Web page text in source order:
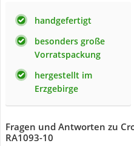
handgefertigt
besonders große
Vorratspackung
hergestellt im
Erzgebirge
Fragen und Antworten zu
‎RA1093-10